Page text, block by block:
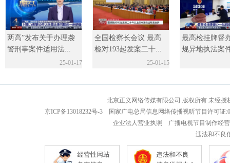
两高”发布关于办理袭
警刑事案件适用法...
25-01-17
全国检察长会议 最高
检对193起发案二十...
25-01-15
最高检挂牌督
规异地执法案
北京正义网络传媒有限公司 版权所有 未经授
京ICP备13018232号-3 国家广电总局信息网络传播视听节目许可
企业法人营业执照 广播电视节目制作经
违法和不良